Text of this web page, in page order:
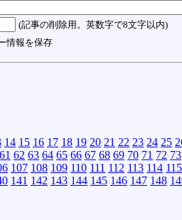
(記事の削除用。英数字で8文字以内)
情報を保存
14 15 16 17 18 19 20 21 22 23 24 25
61 62 63 64 65 66 67 68 69 70 71 72 73
107 108 109 110 111 112 113 114 115
141 142 143 144 145 146 147 148